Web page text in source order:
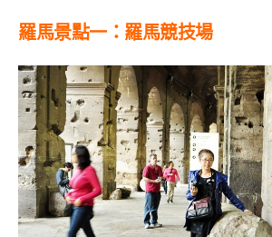
羅馬景點一：羅馬競技場